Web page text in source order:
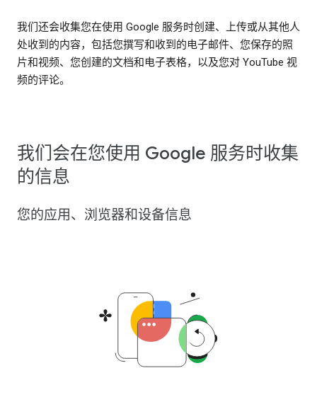
我们还会收集您在使用 Google 服务时创建、上传或从其他人
处收到的内容，包括您撰写和收到的电子邮件、您保存的照
片和视频、您创建的文档和电子表格，以及您对 YouTube 视
频的评论。
我们会在您使用 Google 服务时收集
的信息
您的应用、浏览器和设备信息